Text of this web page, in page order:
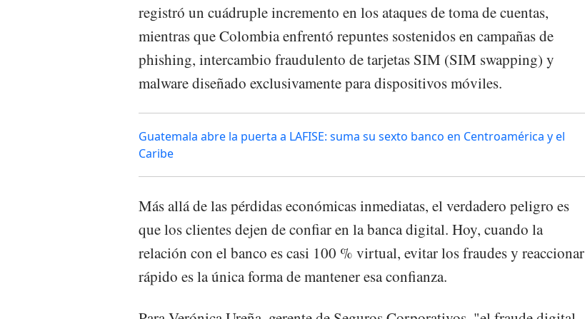
registró un cuádruple incremento en los ataques de toma de cuentas,
mientras que Colombia enfrentó repuntes sostenidos en campañas de
phishing, intercambio fraudulento de tarjetas SIM (SIM swapping) y
malware diseñado exclusivamente para dispositivos móviles.
Guatemala abre la puerta a LAFISE: suma su sexto banco en Centroamérica y el
Caribe
Más allá de las pérdidas económicas inmediatas, el verdadero peligro es
que los clientes dejen de confiar en la banca digital. Hoy, cuando la
relación con el banco es casi 100 % virtual, evitar los fraudes y reaccionar
rápido es la única forma de mantener esa confianza.